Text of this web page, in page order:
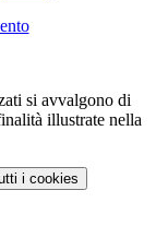
si avvalgono di
illustrate nella
i cookies